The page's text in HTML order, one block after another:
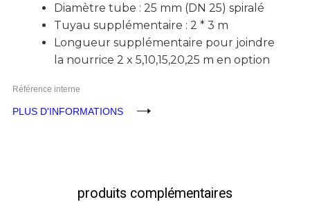
Diamètre tube : 25 mm (DN 25) spiralé
Tuyau supplémentaire : 2 * 3 m
Longueur supplémentaire pour joindre
la nourrice 2 x 5,10,15,20,25 m en option
Référence interne
PLUS D'INFORMATIONS
produits complémentaires